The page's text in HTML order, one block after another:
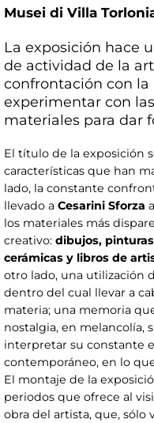
Musei di Villa
La exposición hace
de actividad de la
confrontación con
experimentar con
materiales para dar
El título de la exposición
características que han
lado, la constante
llevado a Cesarini Sforza
los materiales más
creativo: dibujos,
cerámicas y libros de
otro lado, una utilización
dentro del cual llevar a
materia; una memoria
nostalgia, en melancolía,
interpretar su constante
contemporáneo, en lo
El montaje de la
periodos que ofrece al
obra del artista, que, sólo